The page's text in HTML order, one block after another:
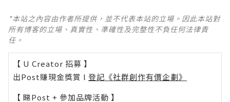
*本站之內容由作者所提供，並不代表本站的立場。因此本站對
所有博客的立場、真實性、準確性及完整性不負任何法律責
任。
【 U Creator 招募 】
出Post賺現金獎賞 l 登記《社群創作有價企劃》
【 睇Post + 參加品牌活動 】